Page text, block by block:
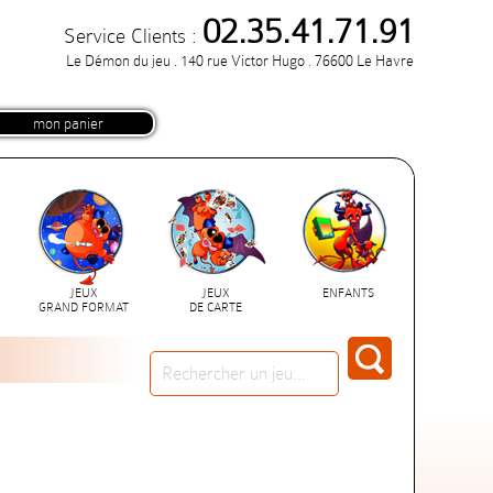
Service Clients : 02.35.41.71.91
Le Démon du jeu . 140 rue Victor Hugo . 76600 Le Havre
mon panier
JEUX
GRAND FORMAT
JEUX
DE CARTE
ENFANTS